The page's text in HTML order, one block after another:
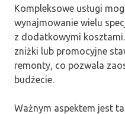
Kompleksowe usługi
wynajmowanie wielu
z dodatkowymi
zniżki lub promocyjne
remonty, co pozwala
budżecie.
Ważnym aspektem jest